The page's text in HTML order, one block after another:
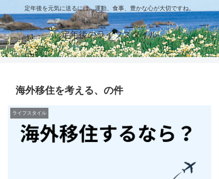
定年後を元気に送るには、運動、食事、豊かな心が大切ですね。
定年後のライフスタイル
海外移住を考える、の件
ライフスタイル